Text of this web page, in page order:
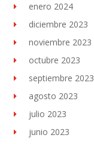
enero 2024
diciembre 2023
noviembre 2023
octubre 2023
septiembre 2023
agosto 2023
julio 2023
junio 2023